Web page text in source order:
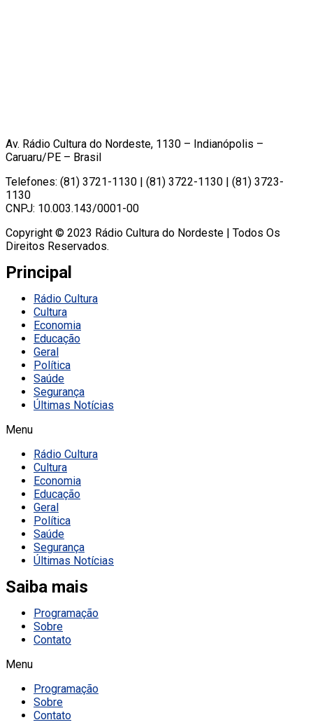
Av. Rádio Cultura do Nordeste, 1130 – Indianópolis –
Caruaru/PE – Brasil
Telefones: (81) 3721-1130 | (81) 3722-1130 | (81) 3723-
1130
CNPJ: 10.003.143/0001-00
Copyright © 2023 Rádio Cultura do Nordeste | Todos Os
Direitos Reservados.
Principal
Rádio Cultura
Cultura
Economia
Educação
Geral
Política
Saúde
Segurança
Últimas Notícias
Menu
Rádio Cultura
Cultura
Economia
Educação
Geral
Política
Saúde
Segurança
Últimas Notícias
Saiba mais
Programação
Sobre
Contato
Menu
Programação
Sobre
Contato